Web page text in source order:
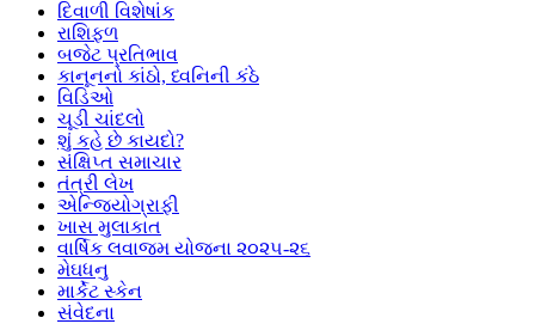
દિવાળી વિશેષાંક
રાશિફળ
બજેટ પ્રતિભાવ
કાનૂનનો કાંઠો, ધ્વનિની કંઠે
વિડિઓ
ચૂડી ચાંદલો
શું કહે છે કાયદો?
સંક્ષિપ્ત સમાચાર
તંત્રી લેખ
એન્જિયોગ્રાફી
ખાસ મુલાકાત
વાર્ષિક લવાજમ યોજના ૨૦૨૫-૨૬
મેઘધનુ
માર્કેટ સ્કેન
સંવેદના